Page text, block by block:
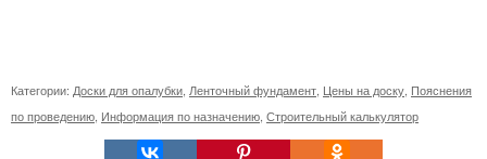
Категории: Доски для опалубки Ленточный фундамент Цены на доску Пояснения
по проведению Информация по назначению Строительный калькулятор